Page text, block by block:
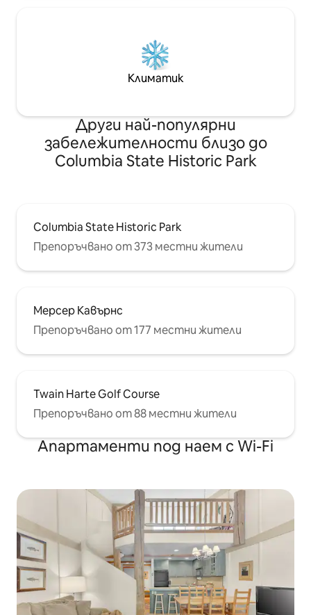
Климатик
Други най-популярни
забележителности близо до
Columbia State Historic Park
Columbia State Historic Park
Препоръчвано от 373 местни жители
Мерсер Кавърнс
Препоръчвано от 177 местни жители
Twain Harte Golf Course
Препоръчвано от 88 местни жители
Апартаменти под наем с Wi-Fi